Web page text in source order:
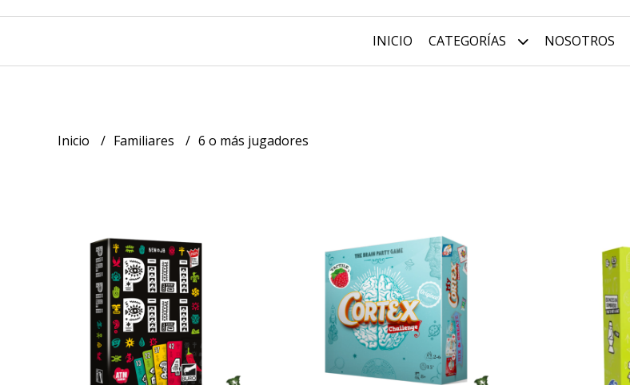
INICIO CATEGORÍAS NOSOTROS
Inicio Familiares 6 o más jugadores